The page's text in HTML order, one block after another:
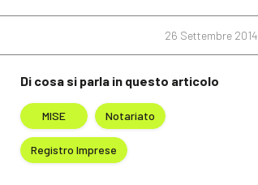
26 Settembre 2014
Di cosa si parla in questo articolo
MISE Notariato
Registro Imprese